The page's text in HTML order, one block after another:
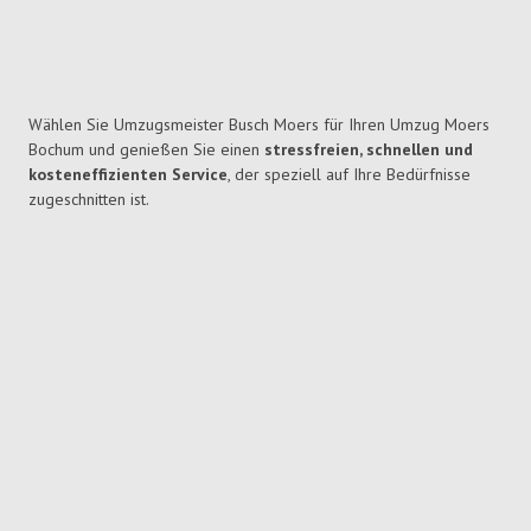
Wählen Sie Umzugsmeister Busch Moers für Ihren Umzug Moers
Bochum und genießen Sie einen stressfreien, schnellen und
kosteneffizienten Service, der speziell auf Ihre Bedürfnisse
zugeschnitten ist.